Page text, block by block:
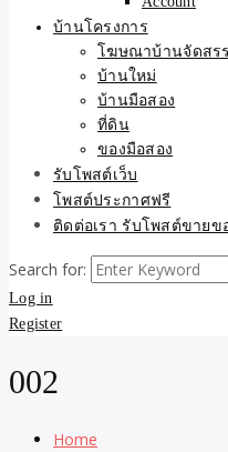
บ้านโครงการ
โฆษณาบ้านจัดสรร
บ้านใหม่
บ้านมือสอง
ที่ดิน
ของมือสอง
รับโพสต์เว็บ
โพสต์ประกาศฟรี
ติดต่อเรา รับโพสต์ขาย
Search for:
Log in
Register
002
Home